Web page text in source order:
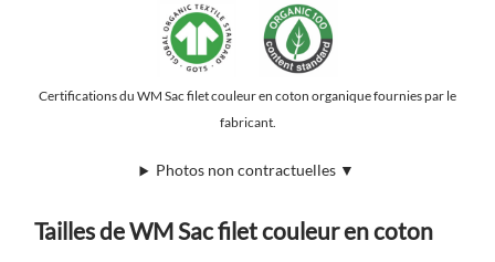
Certifications du WM Sac filet couleur en coton organique fournies par le
fabricant.
Photos non contractuelles ▼
Tailles de WM Sac filet couleur en coton